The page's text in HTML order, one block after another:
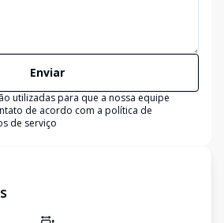
Enviar
utilizadas para que a nossa equipe
de acordo com a política de
de serviço